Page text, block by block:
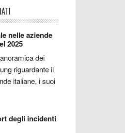
nelle aziende
2025
dei
riguardante il
italiane, i suoi
degli incidenti